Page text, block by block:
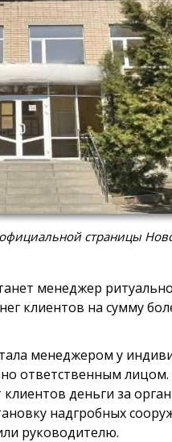
страницы
менеджер
клиентов на сумму
менеджером у
ответственным лицом.
клиентов деньги за
надгробных
руководителю.